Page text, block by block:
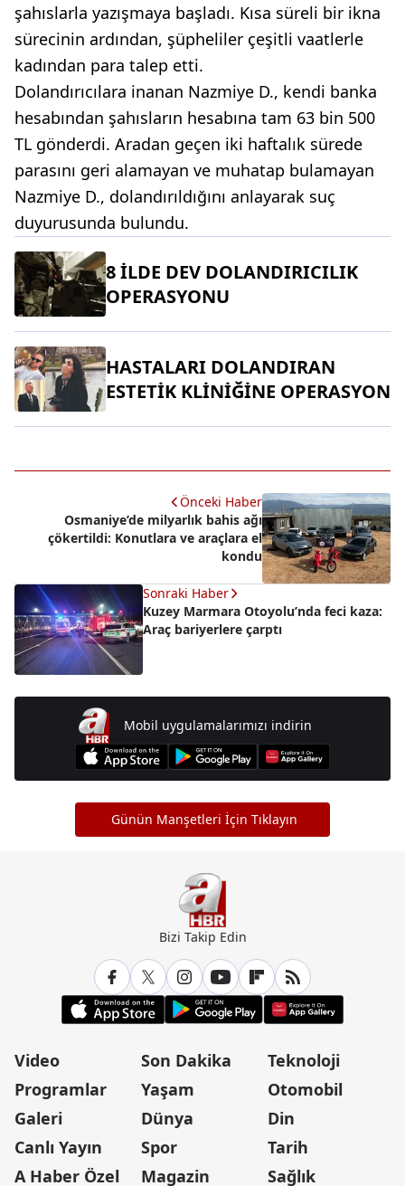
şahıslarla yazışmaya başladı. Kısa süreli bir ikna
sürecinin ardından, şüpheliler çeşitli vaatlerle
kadından para talep etti.
Dolandırıcılara inanan Nazmiye D., kendi banka
hesabından şahısların hesabına tam 63 bin 500
TL gönderdi. Aradan geçen iki haftalık sürede
parasını geri alamayan ve muhatap bulamayan
Nazmiye D., dolandırıldığını anlayarak suç
duyurusunda bulundu.
8 İLDE DEV DOLANDIRICILIK
OPERASYONU
HASTALARI DOLANDIRAN
ESTETİK KLİNİĞİNE OPERASYON
Önceki Haber
Osmaniye’de milyarlık bahis ağı
çökertildi: Konutlara ve araçlara el
kondu
Sonraki Haber
Kuzey Marmara Otoyolu’nda feci kaza:
Araç bariyerlere çarptı
Mobil uygulamalarımızı indirin
Günün Manşetleri İçin Tıklayın
Bizi Takip Edin
Video
Programlar
Galeri
Canlı Yayın
A Haber Özel
Son Dakika
Yaşam
Dünya
Spor
Magazin
Teknoloji
Otomobil
Din
Tarih
Sağlık